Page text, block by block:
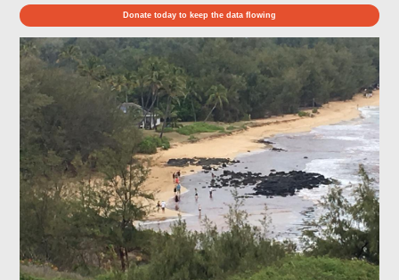
Donate today to keep the data flowing